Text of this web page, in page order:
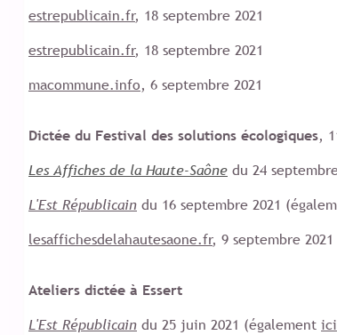
estrepublicain.fr, 18 septembre 2021
estrepublicain.fr, 18 septembre 2021
macommune.info, 6 septembre 2021
Dictée du Festival des solutions écologiques,
Les Affiches de la Haute-Saône du 24
L'Est Républicain du 16 septembre 2021
lesaffichesdelahautesaone.fr, 9 septembre 2021
Ateliers dictée à Essert
L'Est Républicain du 25 juin 2021 (également ici